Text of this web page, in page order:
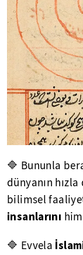
🔷 Bununla
dünyanın
bilimsel
insanlarını
🔷 Evvela